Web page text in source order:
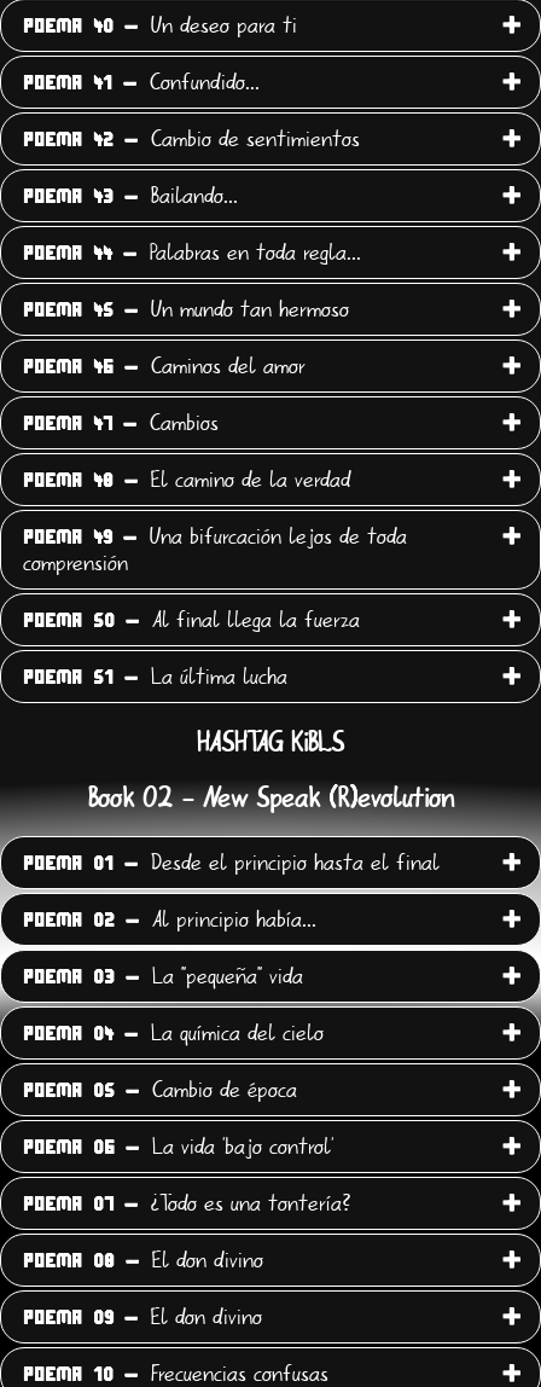
POEMA 40 - Un deseo para ti
POEMA 41 - Confundido...
POEMA 42 - Cambio de sentimientos
POEMA 43 - Bailando...
POEMA 44 - Palabras en toda regla...
POEMA 45 - Un mundo tan hermoso
POEMA 46 - Caminos del amor
POEMA 47 - Cambios
POEMA 48 - El camino de la verdad
POEMA 49 -
Una bifurcación lejos de toda
comprensión
POEMA 50 - Al final llega la fuerza
POEMA 51 - La última lucha
HASHTAG KiBLS
Book 02 - New Speak (R)evolution
POEMA 01 - Desde el principio hasta el final
POEMA 02 - Al principio había...
POEMA 03 - La "pequeña" vida
POEMA 04 - La química del cielo
POEMA 05 - Cambio de época
POEMA 06 - La vida 'bajo control'
POEMA 07 - ¿Todo es una tontería?
POEMA 08 - El don divino
POEMA 09 - El don divino
POEMA 10 - Frecuencias confusas